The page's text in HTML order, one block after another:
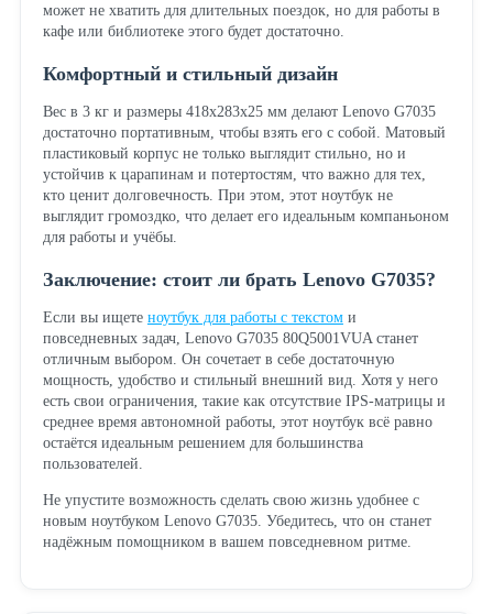
может не хватить для длительных поездок, но для работы в
кафе или библиотеке этого будет достаточно.
Комфортный и стильный дизайн
Вес в 3 кг и размеры 418х283х25 мм делают Lenovo G7035
достаточно портативным, чтобы взять его с собой. Матовый
пластиковый корпус не только выглядит стильно, но и
устойчив к царапинам и потертостям, что важно для тех,
кто ценит долговечность. При этом, этот ноутбук не
выглядит громоздко, что делает его идеальным компаньоном
для работы и учёбы.
Заключение: стоит ли брать Lenovo G7035?
Если вы ищете ноутбук для работы с текстоми
повседневных задач, Lenovo G7035 80Q5001VUA станет
отличным выбором. Он сочетает в себе достаточную
мощность, удобство и стильный внешний вид. Хотя у него
есть свои ограничения, такие как отсутствие IPS-матрицы и
среднее время автономной работы, этот ноутбук всё равно
остаётся идеальным решением для большинства
пользователей.
Не упустите возможность сделать свою жизнь удобнее с
новым ноутбуком Lenovo G7035. Убедитесь, что он станет
надёжным помощником в вашем повседневном ритме.